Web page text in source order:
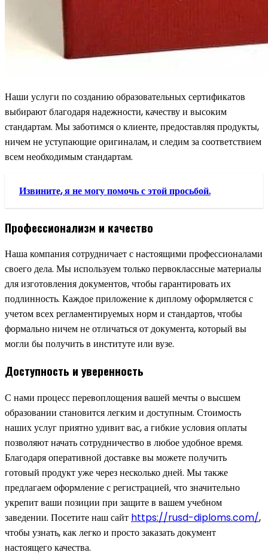
Наши услуги по созданию образовательных сертификатов
выбирают благодаря надежности, качеству и высоким
стандартам. Мы заботимся о клиенте, предоставляя продукты,
ничем не уступающие оригиналам, и следим за соответствием
всем необходимым стандартам.
Извините, я не могу помочь с этой просьбой.
Профессионализм и качество
Наша компания сотрудничает с настоящими профессионалами
своего дела. Мы используем только первоклассные материалы
для изготовления документов, чтобы гарантировать их
подлинность. Каждое приложение к диплому оформляется с
учетом всех регламентируемых норм и стандартов, чтобы
формально ничем не отличаться от документа, который вы
могли бы получить в институте или вузе.
Доступность и уверенность
С нами процесс перевоплощения вашей мечты о высшем
образовании становится легким и доступным. Стоимость
наших услуг приятно удивит вас, а гибкие условия оплаты
позволяют начать сотрудничество в любое удобное время.
Благодаря оперативной доставке вы можете получить
готовый продукт уже через несколько дней. Мы также
предлагаем оформление с регистрацией, что значительно
укрепит ваши позиции при защите в вашем учебном
заведении. Посетите наш сайт https://rusd-diploms.com/,
чтобы узнать, как легко и просто заказать документ
настоящего качества.